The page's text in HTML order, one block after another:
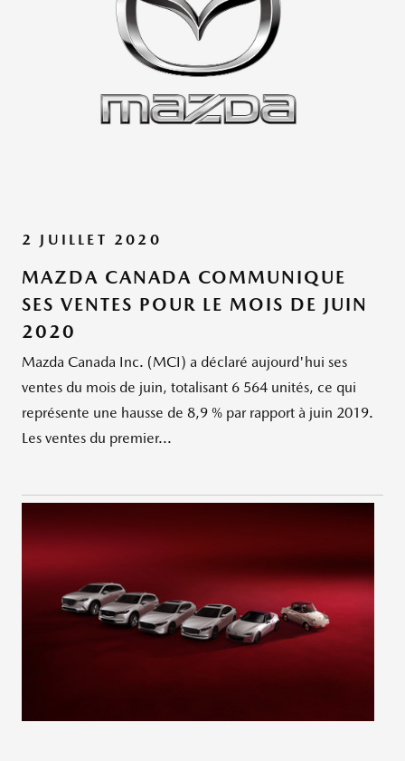
2 JUILLET 2020
MAZDA CANADA COMMUNIQUE
SES VENTES POUR LE MOIS DE JUIN
2020
Mazda Canada Inc. (MCI) a déclaré aujourd'hui ses
ventes du mois de juin, totalisant 6 564 unités, ce qui
représente une hausse de 8,9 % par rapport à juin 2019.
Les ventes du premier...